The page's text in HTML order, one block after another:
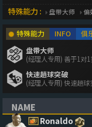
特殊能力 : 盘带大师 偏
特殊能力 INFO
俱
盘带大师
(经理人专用) 善于1对
快速趟球突破
(经理人专用) 快速趟球
NAME
(CLICK TO SORT
Ronaldo